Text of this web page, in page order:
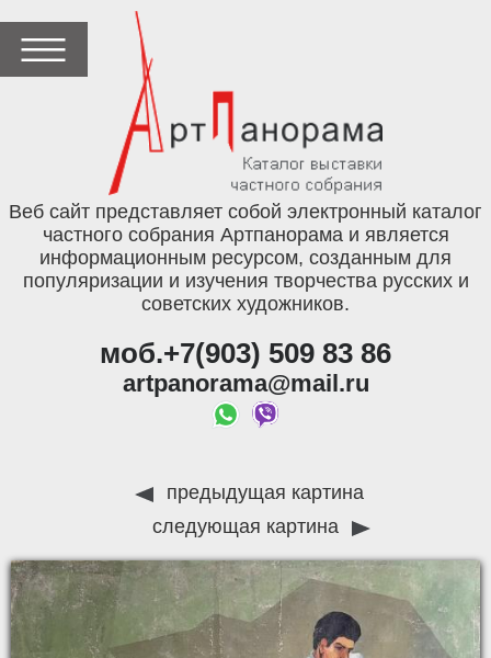
Веб сайт представляет собой электронный каталог
частного собрания Артпанорама и является
информационным ресурсом, созданным для
популяризации и изучения творчества русских и
советских художников.
моб.+7(903) 509 83 86
artpanorama@mail.ru
предыдущая картина
следующая картина